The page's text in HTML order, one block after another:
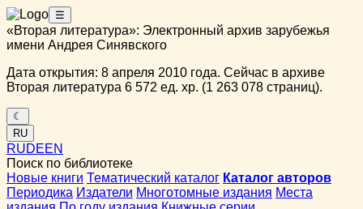
☰
«Вторая литература»: Электронный архив зарубежья
имени Андрея Синявского
Дата открытия: 8 апреля 2010 года. Сейчас в архиве
Вторая литература 6 572 ед. хр. (1 263 078 страниц).
☾
RU
RUDEEN
Поиск по библиотеке
Новые книги Тематический каталог Каталог авторов
Периодика Издатели Многотомные издания Места